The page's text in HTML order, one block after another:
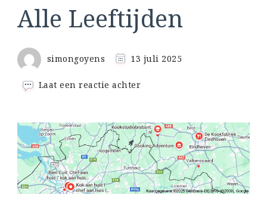
Alle Leeftijden
simongoyens 13 juli 2025
Laat een reactie achter
Koken:
Familie
Kookworkshop
Voor
Alle
Leeftijden